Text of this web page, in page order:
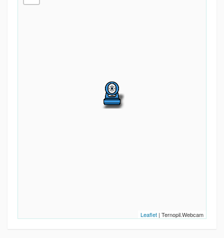
Leaflet | Ternopil.Webcam